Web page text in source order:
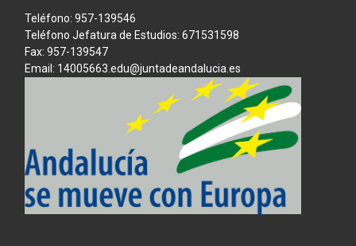
Teléfono: 957-139546
Teléfono Jefatura de Estudios: 671531598
Fax: 957-139547
Email: 14005663.edu@juntadeandalucia.es